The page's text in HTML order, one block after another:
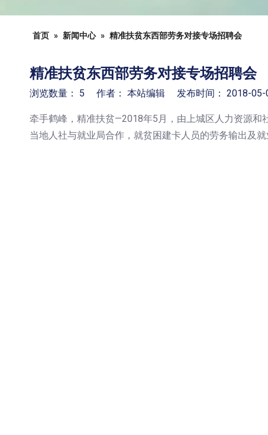
首页 » 新闻中心 » 精准扶贫东西部劳务对接专场招聘会
精准扶贫东西部劳务对接专场招聘会
浏览数量： 5 作者： 本站编辑 发布时间： 2018-
牵手鹤峰，精准扶贫—2018年5月，由上城区人力资源
当地人社与就业局合作，就贫困建卡人员的劳务输出及就